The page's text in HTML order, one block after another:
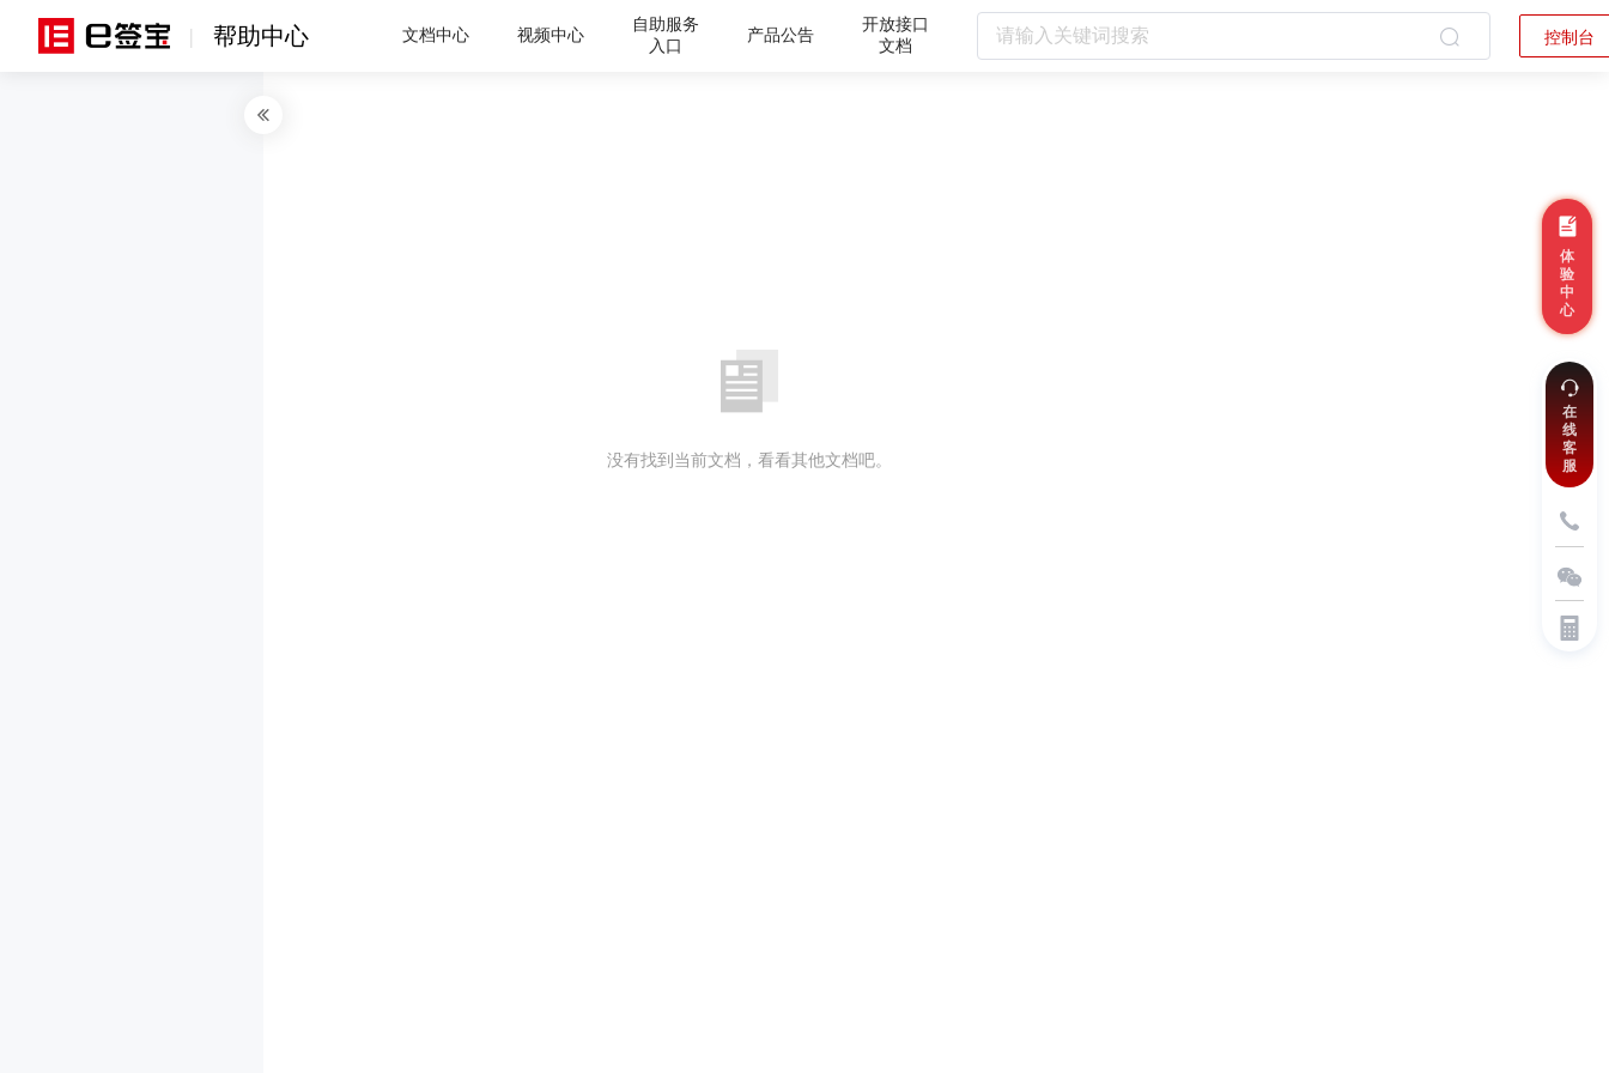
| 帮助中心 文档中心 视频中心
自助服务
入口
产品公告
开放接口
文档
控制台
体
验
中
心
在
线
客
服
没有找到当前文档，看看其他文档吧。